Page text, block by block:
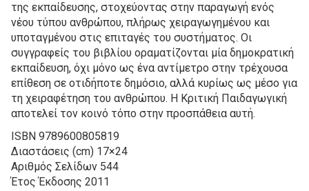
της εκπαίδευσης, στοχεύοντας στην παραγωγή ενός
νέου τύπου ανθρώπου, πλήρως χειραγωγημένου και
υποταγμένου στις επιταγές του συστήματος. Οι
συγγραφείς του βιβλίου οραματίζονται μία δημοκρατική
εκπαίδευση, όχι μόνο ως ένα αντίμετρο στην τρέχουσα
επίθεση σε οτιδήποτε δημόσιο, αλλά κυρίως ως μέσο για
τη χειραφέτηση του ανθρώπου. Η Κριτική Παιδαγωγική
αποτελεί τον κοινό τόπο στην προσπάθεια αυτή.
ISBN 9789600805819
Διαστάσεις (cm) 17×24
Αριθμός Σελίδων 544
Έτος Έκδοσης 2011